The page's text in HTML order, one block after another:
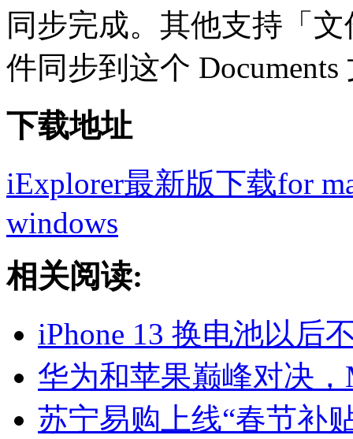
同步完成。其他支持「
件同步到这个
下载地址
iExplorer最新版下载for
windows
相关阅读:
iPhone 13 换电池以后
华为和苹果巅峰对决，
苏宁易购上线“春节补